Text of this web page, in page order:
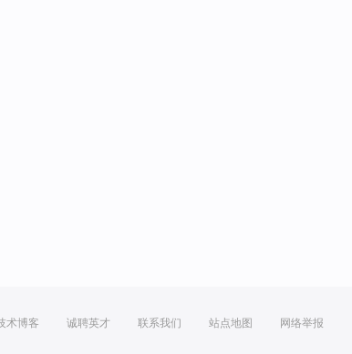
术博客 诚聘英才 联系我们 站点地图 网络举报